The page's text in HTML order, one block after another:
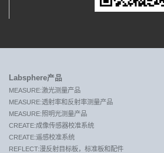
Labsphere产品
MEASURE:激光测量产品
MEASURE:透射率和反射率测量产品
MEASURE:照明光测量产品
CREATE:成像传感器校准系统
CREATE:遥感校准系统
REFLECT:漫反射目标板，标准板和配件